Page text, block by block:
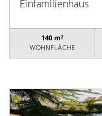
Einfamilienhaus
140 m²
WOHNFLÄCHE